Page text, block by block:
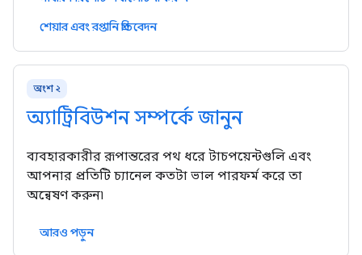
শেয়ার এবং রপ্তানি প্রতিবেদন
অংশ ২
অ্যাট্রিবিউশন সম্পর্কে জানুন
ব্যবহারকারীর রূপান্তরের পথ ধরে টাচপয়েন্টগুলি এবং
আপনার প্রতিটি চ্যানেল কতটা ভাল পারফর্ম করে তা
অন্বেষণ করুন৷
আরও পড়ুন